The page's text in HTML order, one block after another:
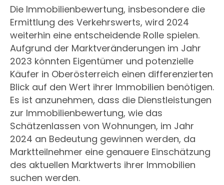
Die Immobilienbewertung, insbesondere die
Ermittlung des Verkehrswerts, wird 2024
weiterhin eine entscheidende Rolle spielen.
Aufgrund der Marktveränderungen im Jahr
2023 könnten Eigentümer und potenzielle
Käufer in Oberösterreich einen differenzierten
Blick auf den Wert ihrer Immobilien benötigen.
Es ist anzunehmen, dass die Dienstleistungen
zur Immobilienbewertung, wie das
Schätzenlassen von Wohnungen, im Jahr
2024 an Bedeutung gewinnen werden, da
Marktteilnehmer eine genauere Einschätzung
des aktuellen Marktwerts ihrer Immobilien
suchen werden.